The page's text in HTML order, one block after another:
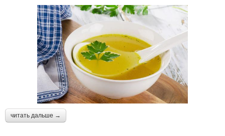
читать дальше →